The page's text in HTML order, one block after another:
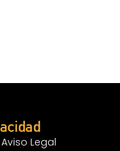
Aviso Legal